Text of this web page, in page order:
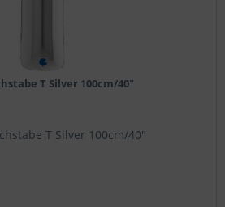
T Silver 100cm/40"
T Silver 100cm/40"